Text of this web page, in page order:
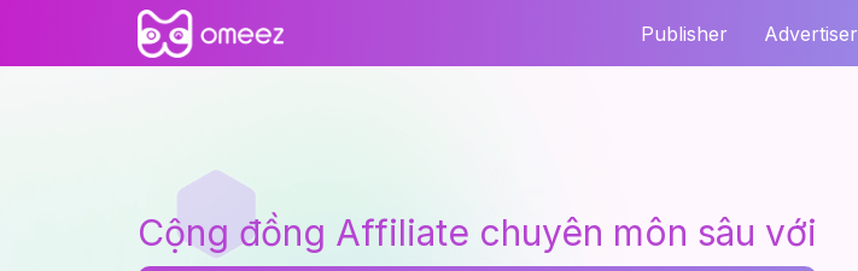
Publisher Advertiser
Cộng đồng Affiliate chuyên môn sâu với